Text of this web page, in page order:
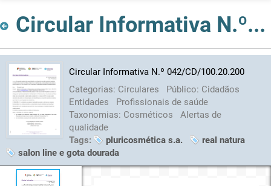
Circular Informativa N.º 042/CD/100.20.200
Circular Informativa N.º 042/CD/100.20.200
Categorias: Circulares Público: Cidadãos
Entidades
Profissionais de saúde
Taxonomias: Cosméticos
Alertas de
qualidade
Tags:
pluricosmética s.a.
real natura
salon line e gota dourada